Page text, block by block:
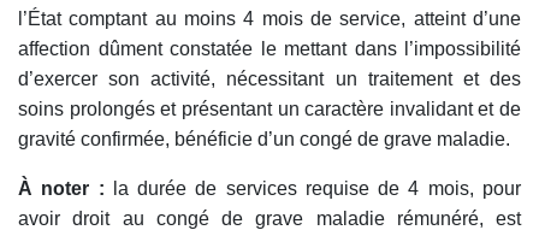
l’État comptant au moins 4 mois de service, atteint d’une
affection dûment constatée le mettant dans l’impossibilité
d’exercer son activité, nécessitant un traitement et des
soins prolongés et présentant un caractère invalidant et de
gravité confirmée, bénéficie d’un congé de grave maladie.
À noter : la durée de services requise de 4 mois, pour
avoir droit au congé de grave maladie rémunéré, est